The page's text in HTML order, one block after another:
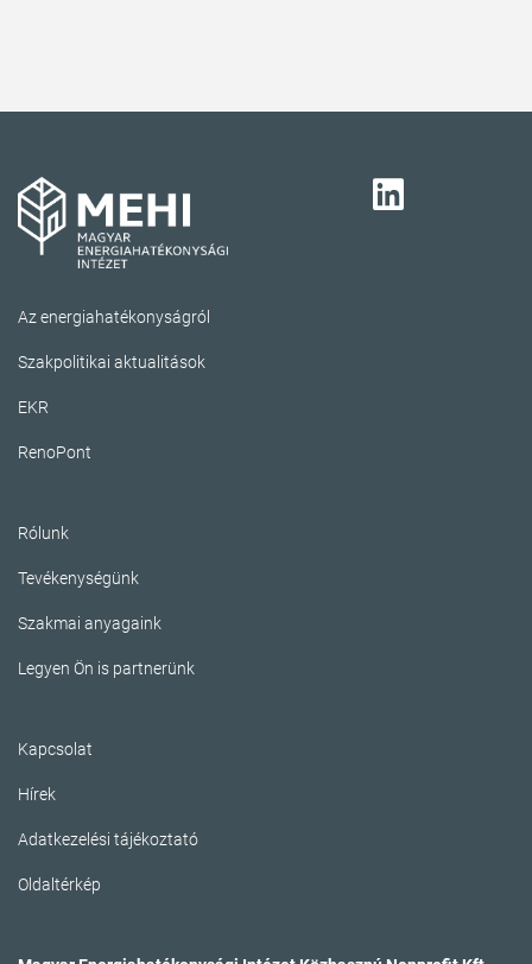
Az energiahatékonyságról
Szakpolitikai aktualitások
EKR
RenoPont
Rólunk
Tevékenységünk
Szakmai anyagaink
Legyen Ön is partnerünk
Kapcsolat
Hírek
Adatkezelési tájékoztató
Oldaltérkép